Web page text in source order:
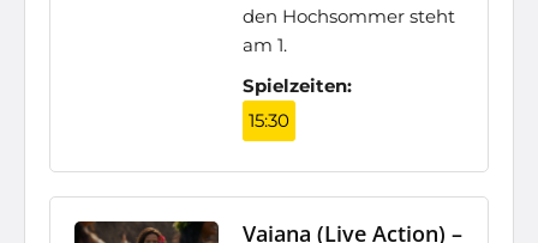
den Hochsommer steht
am 1.
Spielzeiten:
15:30
Vaiana (Live Action) –